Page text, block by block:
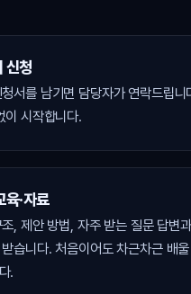
신청
서를 남기면 담당자가 연락드립니
이 시작합니다.
육·자료
, 제안 방법, 자주 받는 질문 답변과
습니다. 처음이어도 차근차근 배
.